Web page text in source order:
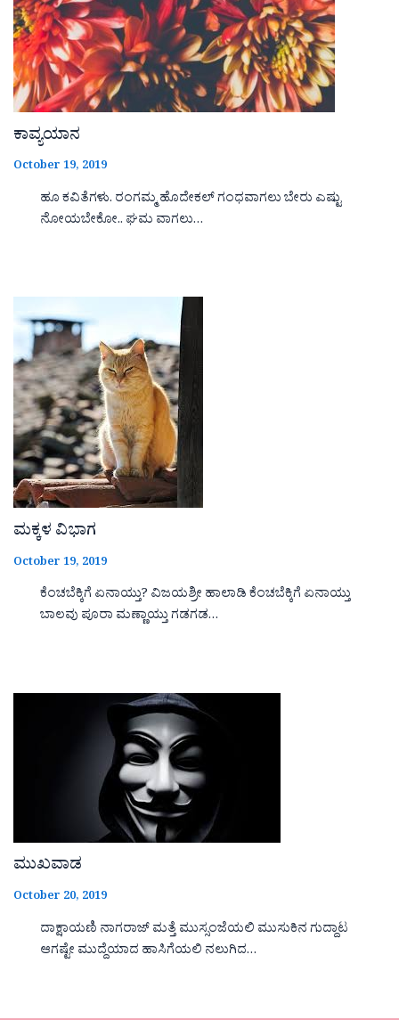
ಕಾವ್ಯಯಾನ
October 19, 2019
ಹೂ ಕವಿತೆಗಳು. ರಂಗಮ್ಮ ಹೊದೇಕಲ್ ಗಂಧವಾಗಲು ಬೇರು ಎಷ್ಟು
ನೋಯಬೇಕೋ.. ಘಮ ವಾಗಲು…
ಮಕ್ಕಳ ವಿಭಾಗ
October 19, 2019
ಕೆಂಚಬೆಕ್ಕಿಗೆ ಏನಾಯ್ತು? ವಿಜಯಶ್ರೀ ಹಾಲಾಡಿ ಕೆಂಚಬೆಕ್ಕಿಗೆ ಏನಾಯ್ತು
ಬಾಲವು ಪೂರಾ ಮಣ್ಣಾಯ್ತು ಗಡಗಡ…
ಮುಖವಾಡ
October 20, 2019
ದಾಕ್ಷಾಯಣಿ ನಾಗರಾಜ್ ಮತ್ತೆ ಮುಸ್ಸಂಜೆಯಲಿ ಮುಸುಕಿನ ಗುದ್ದಾಟ
ಆಗಷ್ಟೇ ಮುದ್ದೆಯಾದ ಹಾಸಿಗೆಯಲಿ ನಲುಗಿದ…